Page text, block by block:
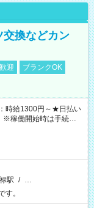
交換などカン
迎
ブランクOK
時給1300円～★日払い
稼働開始時は手続き完
駅 / …
。